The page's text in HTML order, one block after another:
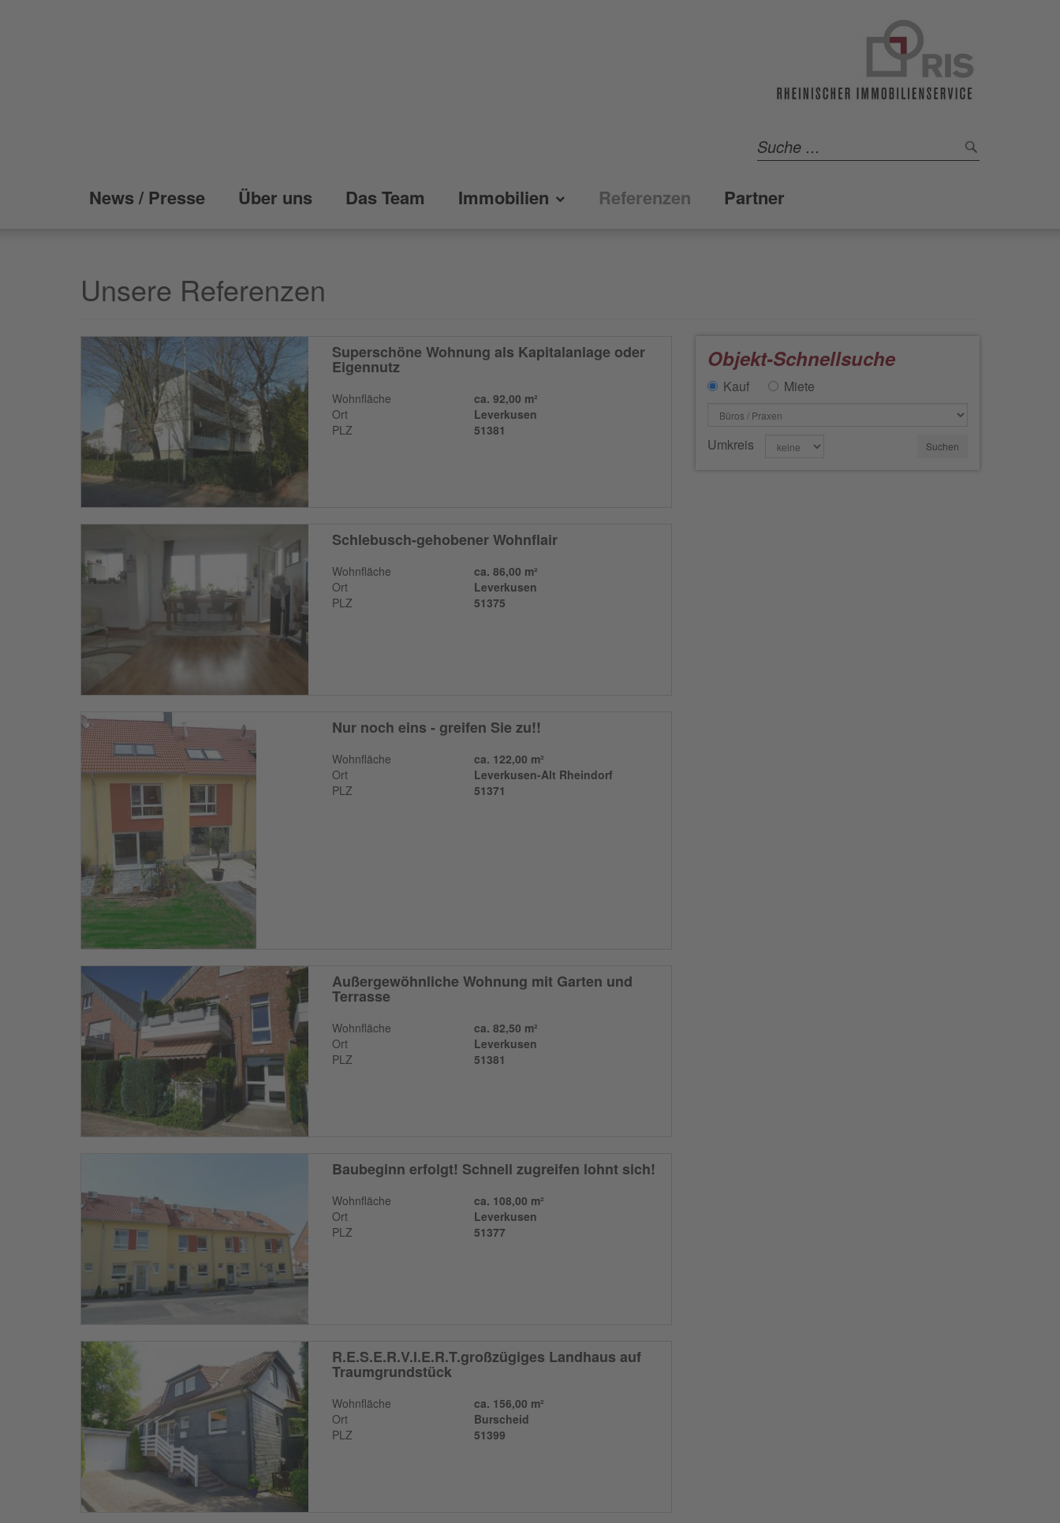
News / Presse Über uns Das Team Immobilien Referenzen Partner
Unsere Referenzen
Superschöne Wohnung als Kapitalanlage oder
Eigennutz
Wohnfläche
ca. 92,00 m²
Ort
Leverkusen
PLZ
51381
Schlebusch-gehobener Wohnflair
Wohnfläche
ca. 86,00 m²
Ort
Leverkusen
PLZ
51375
Nur noch eins - greifen Sie zu!!
Wohnfläche
ca. 122,00 m²
Ort
Leverkusen-Alt Rheindorf
PLZ
51371
Außergewöhnliche Wohnung mit Garten und
Terrasse
Wohnfläche
ca. 82,50 m²
Ort
Leverkusen
PLZ
51381
Baubeginn erfolgt! Schnell zugreifen lohnt sich!
Wohnfläche
ca. 108,00 m²
Ort
Leverkusen
PLZ
51377
R.E.S.E.R.V.I.E.R.T.großzügiges Landhaus auf
Traumgrundstück
Wohnfläche
ca. 156,00 m²
Ort
Burscheid
PLZ
51399
Objekt-Schnellsuche
Kauf Miete
Umkreis